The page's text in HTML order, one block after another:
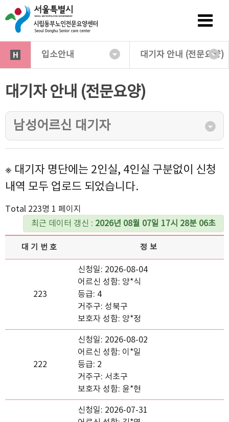
입소안내 대기자 안내 (전문요양)
대기자 안내 (전문요양)
남성어르신 대기자
※ 대기자 명단에는 2인실, 4인실 구분없이 신청
내역 모두 업로드 되었습니다.
Total 223명 1 페이지
최근 데이터 갱신 : 2026년 08월 07일 17시 28분 06초
대기번호 정보
223
신청일: 2026-08-04
어르신 성함: 양*식
등급: 4
거주구: 성북구
보호자 성함: 양*정
222
신청일: 2026-08-02
어르신 성함: 이*일
등급: 2
거주구: 서초구
보호자 성함: 윤*현
신청일: 2026-07-31